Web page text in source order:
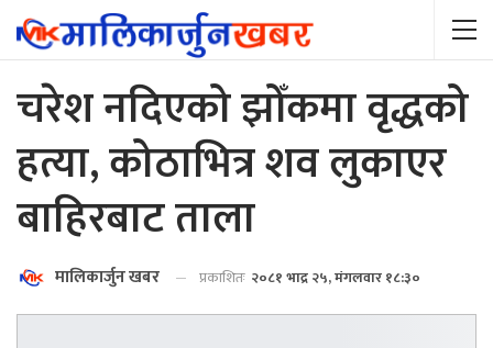
चरेश नदिएको झोँकमा वृद्धको
हत्या, कोठाभित्र शव लुकाएर
बाहिरबाट ताला
मालिकार्जुन खबर प्रकाशितः २०८१ भाद्र २५, मंगलवार १८:३०